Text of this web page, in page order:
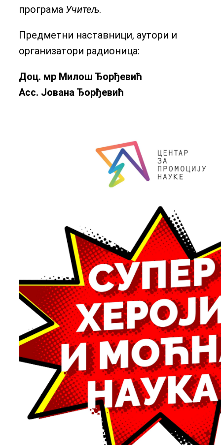
програма Учитељ.
Предметни наставници, аутори и
организатори радионица:
Доц. мр Милош Ђорђевић
Асс. Јована Ђорђевић